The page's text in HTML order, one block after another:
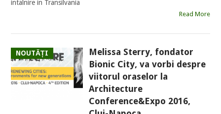
intalnire in Transilvania
Read More
NOUTĂȚI
Melissa Sterry, fondator
Bionic City, va vorbi despre
viitorul oraselor la
Architecture
Conference&Expo 2016,